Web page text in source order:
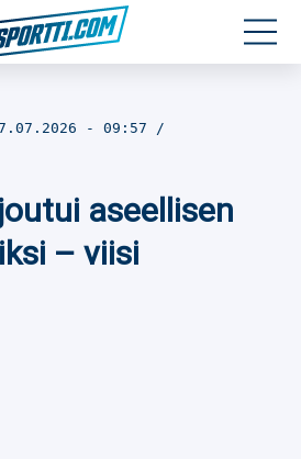
- 09:57
aseellisen
– viisi